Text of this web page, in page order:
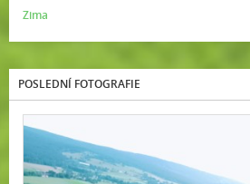
Zima
POSLEDNÍ FOTOGRAFIE